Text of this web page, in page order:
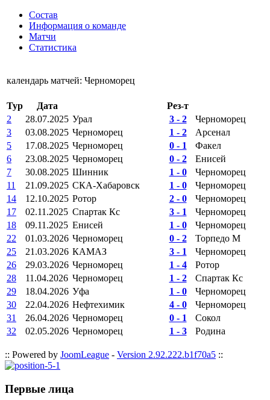
Состав
Информация о команде
Матчи
Статистика
календарь матчей: Черноморец
Тур Дата
Рез-т
2
28.07.2025 Урал 3 - 2
Черноморец
3
03.08.2025 Черноморец 1 - 2
Арсенал
5
17.08.2025 Черноморец 0 - 1
Факел
6
23.08.2025 Черноморец 0 - 2
Енисей
7
30.08.2025 Шинник 1 - 0
Черноморец
11
21.09.2025 СКА-Хабаровск 1 - 0
Черноморец
14
12.10.2025 Ротор 2 - 0
Черноморец
17
02.11.2025 Спартак Кс 3 - 1
Черноморец
18
09.11.2025 Енисей 1 - 0
Черноморец
22
01.03.2026 Черноморец 0 - 2
Торпедо М
25
21.03.2026 КАМАЗ 3 - 1
Черноморец
26
29.03.2026 Черноморец 1 - 4
Ротор
28
11.04.2026 Черноморец 1 - 2
Спартак Кс
29
18.04.2026 Уфа 1 - 0
Черноморец
30
22.04.2026 Нефтехимик 4 - 0
Черноморец
31
26.04.2026 Черноморец 0 - 1
Сокол
32
02.05.2026 Черноморец 1 - 3 Родина
:: Powered by JoomLeague - Version 2.92.222.b1f70a5 ::
Первые лица